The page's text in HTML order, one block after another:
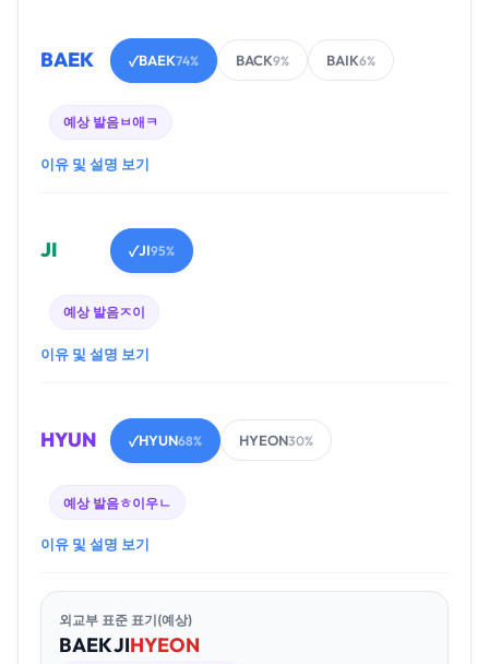
BAEK ✓BAEK74% BACK9% BAIK6%
예상 발음ㅂ애ㅋ
이유 및 설명 보기
JI ✓JI95%
예상 발음ㅈ이
이유 및 설명 보기
HYUN ✓HYUN68% HYEON30%
예상 발음ㅎ이우ㄴ
이유 및 설명 보기
외교부 표준 표기(예상)
BAEKJIHYEON